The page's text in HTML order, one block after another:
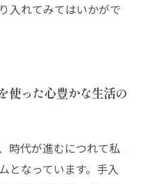
入れてみてはいかがで
使った心豊かな生活の
時代が進むにつれて私
となっています。手入